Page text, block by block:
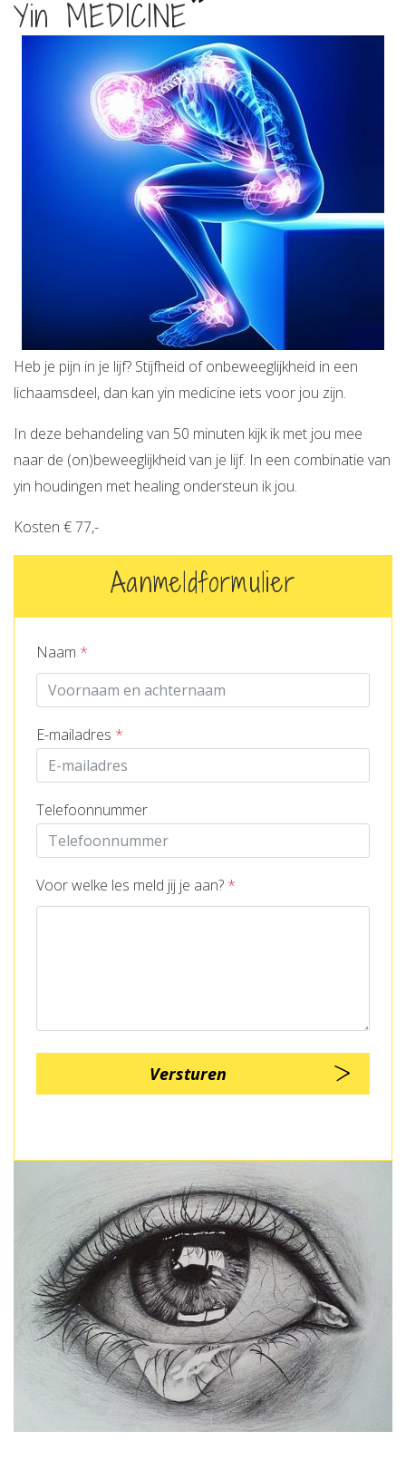
Yin MEDICINE
Heb je pijn in je lijf? Stijfheid of onbeweeglijkheid in een
lichaamsdeel, dan kan yin medicine iets voor jou zijn.
In deze behandeling van 50 minuten kijk ik met jou mee
naar de (on)beweeglijkheid van je lijf. In een combinatie van
yin houdingen met healing ondersteun ik jou.
Kosten € 77,-
Aanmeldformulier
Naam *
E-mailadres *
Telefoonnummer
Voor welke les meld jij je aan? *